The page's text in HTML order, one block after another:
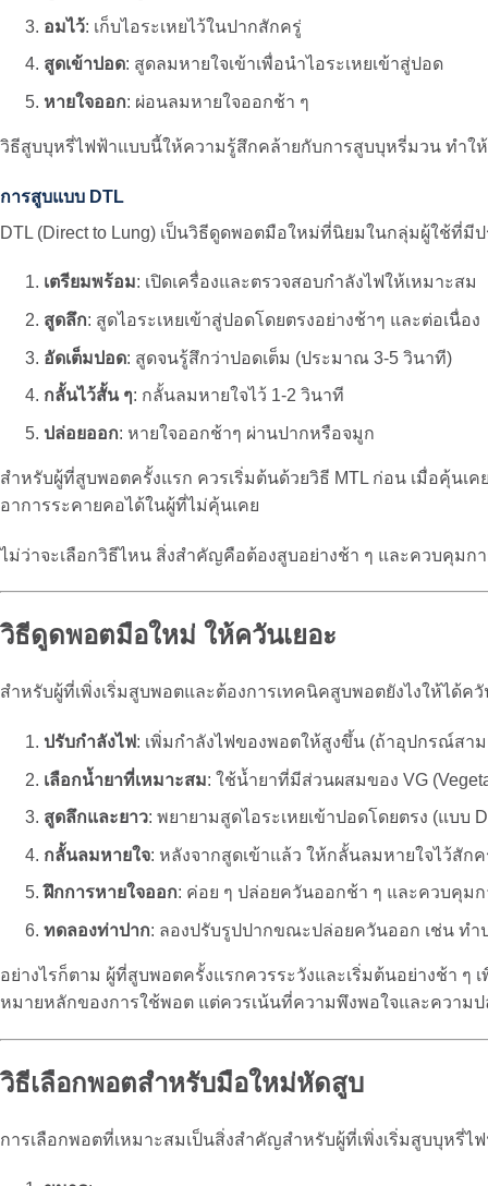
อมไว้: เก็บไอระเหยไว้ในปากสักครู่
สูดเข้าปอด: สูดลมหายใจเข้าเพื่อนำไอระเหยเข้าสู่ปอด
หายใจออก: ผ่อนลมหายใจออกช้า ๆ
วิธีสูบบุหรี่ไฟฟ้าแบบนี้ให้ความรู้สึกคล้ายกับการสูบบุหรี่มวน ทำใ
การสูบแบบ DTL
DTL (Direct to Lung) เป็นวิธีดูดพอตมือใหม่ที่นิยมในกลุ่มผู้ใช้ที่
เตรียมพร้อม: เปิดเครื่องและตรวจสอบกำลังไฟให้เหมาะสม
สูดลึก: สูดไอระเหยเข้าสู่ปอดโดยตรงอย่างช้าๆ และต่อเนื่อง
อัดเต็มปอด: สูดจนรู้สึกว่าปอดเต็ม (ประมาณ 3-5 วินาที)
กลั้นไว้สั้น ๆ: กลั้นลมหายใจไว้ 1-2 วินาที
ปล่อยออก: หายใจออกช้าๆ ผ่านปากหรือจมูก
สำหรับผู้ที่สูบพอตครั้งแรก ควรเริ่มต้นด้วยวิธี MTL ก่อน เมื่อคุ้นเ
อาการระคายคอได้ในผู้ที่ไม่คุ้นเคย
ไม่ว่าจะเลือกวิธีไหน สิ่งสำคัญคือต้องสูบอย่างช้า ๆ และควบคุมก
วิธีดูดพอตมือใหม่ ให้ควันเยอะ
สำหรับผู้ที่เพิ่งเริ่มสูบพอตและต้องการเทคนิคสูบพอตยังไงให้ได้
ปรับกำลังไฟ: เพิ่มกำลังไฟของพอตให้สูงขึ้น (ถ้าอุปกรณ์สา
เลือกน้ำยาที่เหมาะสม: ใช้น้ำยาที่มีส่วนผสมของ VG
สูดลึกและยาว: พยายามสูดไอระเหยเข้าปอดโดยตรง (แบ
กลั้นลมหายใจ: หลังจากสูดเข้าแล้ว ให้กลั้นลมหายใจไว้สัก
ฝึกการหายใจออก: ค่อย ๆ ปล่อยควันออกช้า ๆ และควบคุมก
ทดลองท่าปาก: ลองปรับรูปปากขณะปล่อยควันออก เช่น ทำ
อย่างไรก็ตาม ผู้ที่สูบพอตครั้งแรกควรระวังและเริ่มต้นอย่างช้า
หมายหลักของการใช้พอต แต่ควรเน้นที่ความพึงพอใจและความ
วิธีเลือกพอตสำหรับมือใหม่หัดสูบ
การเลือกพอตที่เหมาะสมเป็นสิ่งสำคัญสำหรับผู้ที่เพิ่งเริ่มสูบบุหรี่